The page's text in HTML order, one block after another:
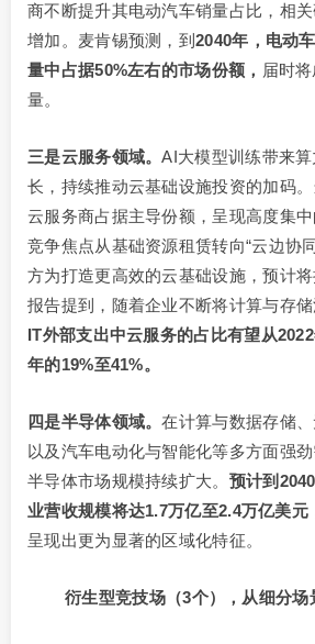
商不断提升其电动汽车销量占比，相
增加。麦肯锡预测，到2040年，电动
量中占据50%左右的市场份额， 届时
量。
三是云服务领域。AI大模型训练带来
长，持续推动云基础设施投资的加码
云服务商占据主导份额，呈现高度集中
竞争焦点从基础资源租赁转向“云边协
方为打造更高效的云基础设施，预计将
报告提到，随着企业不断将计算与存
IT外部支出中云服务的占比有望从
年的19%至41%。
四是半导体领域。在计算与数据存储
以及汽车电动化与智能化等多方面强
半导体市场规模持续扩大。 预计到
业营收规模将达1.7万亿至2.4万亿美元
呈现出更为显著的区域化特征。
衍生型竞技场（3个），从细分场